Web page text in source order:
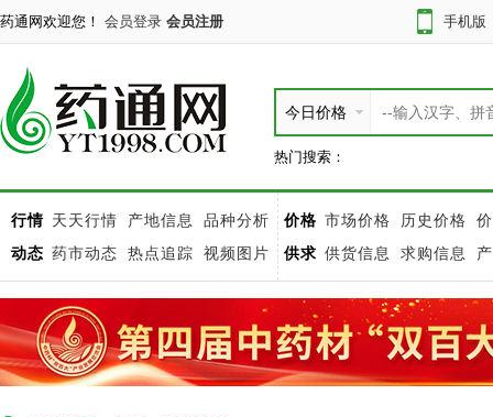
药通网欢迎您！ 会员登录 会员注册 手机版
今日价格
热门搜索：
行情 天天行情 产地信息
品种分析
动态 药市动态 热点追踪 视频图片
价格 市场价格 历史价格
供求 供货信息 求购信息